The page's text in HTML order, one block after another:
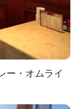
ー・オムライ